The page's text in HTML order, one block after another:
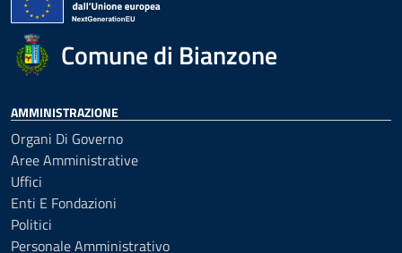
Comune di Bianzone
AMMINISTRAZIONE
Organi Di Governo
Aree Amministrative
Uffici
Enti E Fondazioni
Politici
Personale Amministrativo